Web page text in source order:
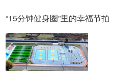
“15分钟健身圈”里的幸福节拍